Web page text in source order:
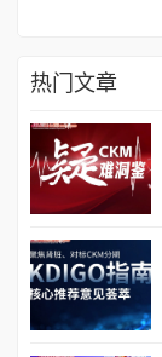
热门文章